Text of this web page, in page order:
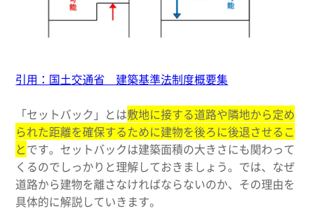
引用：国土交通省 建築基準法制度概要集
「セットバック」とは敷地に接する道路や隣地から定め
られた距離を確保するために建物を後ろに後退させるこ
とです。セットバックは建築面積の大きさにも関わって
くるのでしっかりと理解しておきましょう。では、なぜ
道路から建物を離さなければならないのか、その理由を
具体的に解説していきます。